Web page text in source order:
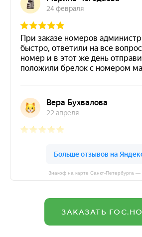
Знакоф на карте Санкт‑Петербурга
ЗАКАЗАТЬ